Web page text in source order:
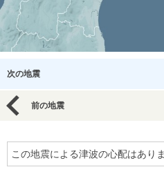
次の地震
前の地震
この地震による津波の心配はありま